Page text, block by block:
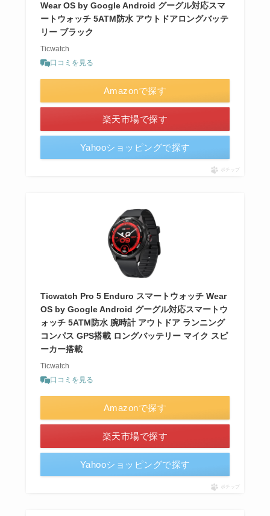
Wear OS by Google Android グーグル対応スマ
ートウォッチ 5ATM防水 アウトドアロングバッテ
リー ブラック
Ticwatch
口コミを見る
Amazonで探す
楽天市場で探す
Yahooショッピングで探す
ポチップ
Ticwatch Pro 5 Enduro スマートウォッチ Wear
OS by Google Android グーグル対応スマートウ
ォッチ 5ATM防水 腕時計 アウトドア ランニング
コンパス GPS搭載 ロングバッテリー マイク スピ
ーカー搭載
Ticwatch
口コミを見る
Amazonで探す
楽天市場で探す
Yahooショッピングで探す
ポチップ